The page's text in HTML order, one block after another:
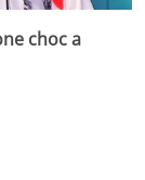
choc a